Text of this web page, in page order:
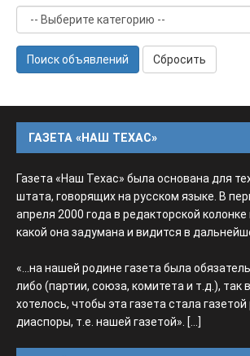
Поиск объявлений Сбросить
ГАЗЕТА «НАШ ТЕХАС»
Газета «Наш Техас» была основана для
штата, говорящих на русском языке. В
апреля 2000 года в редакторской
какой она задумана и видится в
«...на нашей родине газета была
либо (партии, союза, комитета и т.д.), так
хотелось, чтобы эта газета стала
диаспоры, т.е. нашей газетой». [...]